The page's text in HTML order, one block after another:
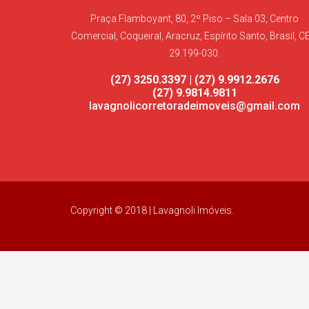
Praça Flamboyant, 80, 2º Piso – Sala 03, Centro
Comercial, Coqueiral, Aracruz, Espírito Santo, Brasil,
29.199-030.
(27) 3250.3397 | (27) 9.9912.2676
(27) 9.9814.9811
lavagnolicorretoradeimoveis@gmail.com
Copyright © 2018 | Lavagnoli Imóveis.